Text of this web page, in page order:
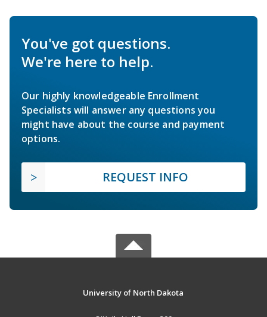
You've got questions.
We're here to help.
Our highly knowledgeable Enrollment
Specialists will answer any questions you
might have about the course and payment
options.
REQUEST INFO
University of North Dakota